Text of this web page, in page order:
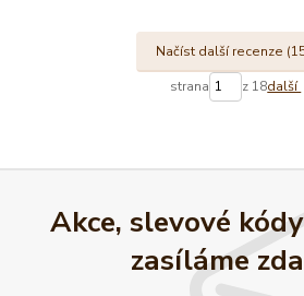
Načíst další recenze
strana z 18další
Akce, slevové
zasíláme